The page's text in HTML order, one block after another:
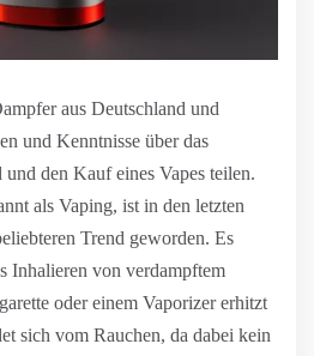
aus Deutschland und
und Kenntnisse über das
den Kauf eines Vapes teilen.
als Vaping, ist in den letzten
Trend geworden. Es
Inhalieren von verdampftem
oder einem Vaporizer erhitzt
sich vom Rauchen, da dabei kein